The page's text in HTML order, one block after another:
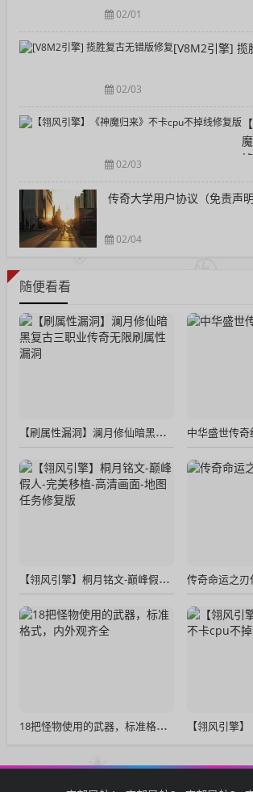
02/01
[V8M2引擎] 揽
02/03
02/03
传奇大学用户协议（免责声明
02/04
随便看看
【刷属性漏洞】澜月修仙暗黑复古三职业传奇无限刷属性漏洞 中华盛世传
【翎风引擎】桐月铭文-巅峰假人-完美移植-高清画面-地图任务修复版 传奇命运之
18把怪物使用的武器，标准格式，内外观齐全